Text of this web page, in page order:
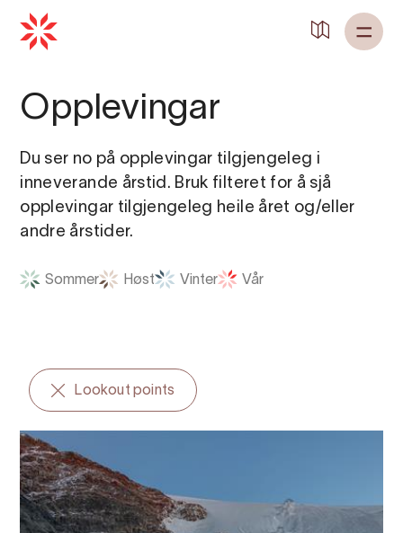
Opplevingar
Du ser no på opplevingar tilgjengeleg i
inneverande årstid. Bruk filteret for å sjå
opplevingar tilgjengeleg heile året og/eller
andre årstider.
Sommer Høst Vinter Vår
Lookout points